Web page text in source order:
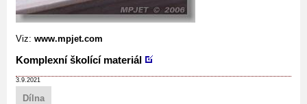
Viz: www.mpjet.com
Komplexní školící materiál
3.9.2021
Dílna